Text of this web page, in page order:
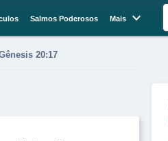
Salmos Poderosos Mais 
20:17